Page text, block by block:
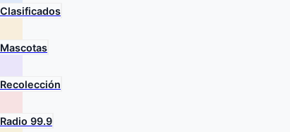
Clasificados
Mascotas
Recolección
Radio 99.9